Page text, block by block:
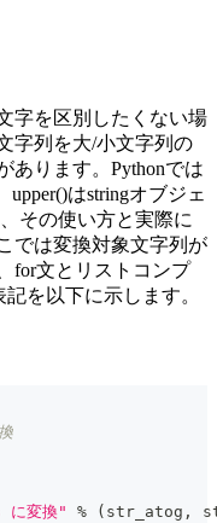
字を区別したくない場
字列を大/小文字列の
あります。Pythonでは
はstringオブジェ
その使い方と実際に
では変換対象文字列が
for文とリストコンプ
を以下に示します。
に変換" % ( str_atog ,